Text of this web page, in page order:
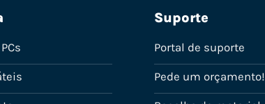
Suporte
Portal de suporte
Pede um orçamento!